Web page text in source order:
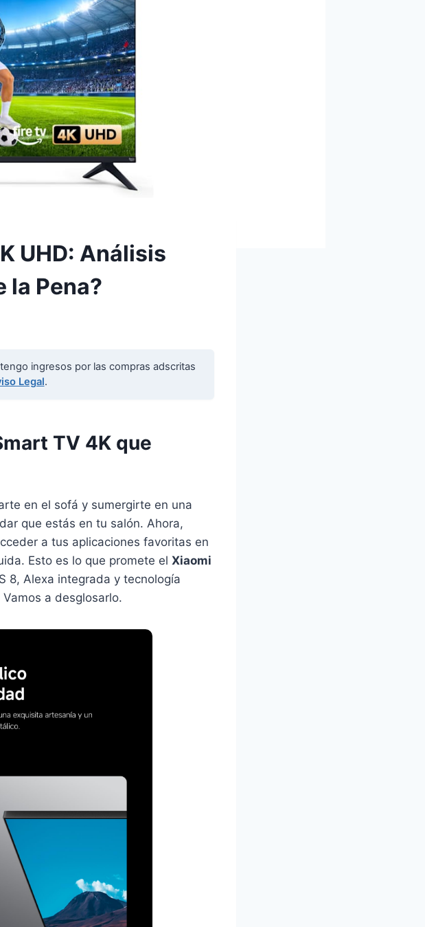
UHD: Análisis
la Pena?
ingresos por las compras adscritas
Legal.
TV 4K que
en el sofá y sumergirte en una
que estás en tu salón. Ahora,
a tus aplicaciones favoritas en
Esto es lo que promete el Xiaomi
8, Alexa integrada y tecnología
a desglosarlo.